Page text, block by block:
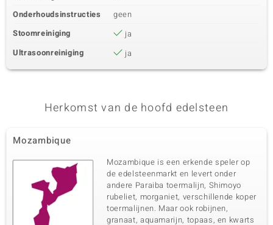
Onderhoudsinstructies
geen
Stoomreiniging
ja
Ultrasoonreiniging
ja
Herkomst van de hoofd edelsteen
Mozambique
Mozambique is een erkende speler op
de edelsteenmarkt en levert onder
andere Paraiba toermalijn, Shimoyo
rubeliet, morganiet, verschillende koper
toermalijnen. Maar ook robijnen,
granaat, aquamarijn, topaas, en kwarts